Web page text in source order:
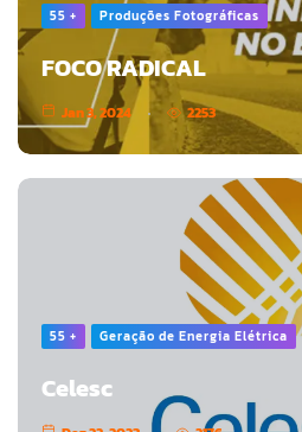
55 + Produções Fotográficas
FOCO RADICAL
Jan 3, 2024 2253
55 + Geração de Energia Elétrica
Celesc